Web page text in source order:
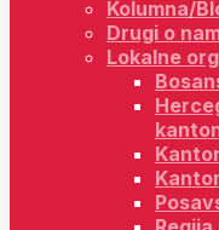
Kolumna/
Drugi o
Lokalne